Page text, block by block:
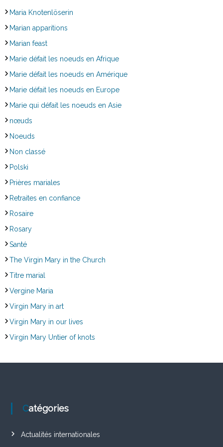
Maria Knotenlöserin
Marian apparitions
Marian feast
Marie défait les noeuds en Afrique
Marie défait les noeuds en Amérique
Marie défait les noeuds en Europe
Marie qui défait les noeuds en Asie
nœuds
Noeuds
Non classé
Polski
Prières mariales
Retraites en confiance
Rosaire
Rosary
Santé
The Virgin Mary in the Church
Titre marial
Vergine Maria
Virgin Mary in art
Virgin Mary in our lives
Virgin Mary Untier of knots
Catégories
Actualités internationales